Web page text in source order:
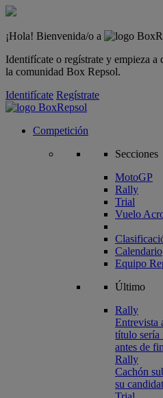
¡Hola! Bienvenida/o a
Identifícate o regístrate y empieza a
la comunidad Box Repsol.
Identifícate Regístrate
Competición
Secciones
MotoGP
Rally
Trial
Vuelo
Calendario
Equipo
Último
Rally
Entrevista
título sería
antes de
Rally
Cachón
su